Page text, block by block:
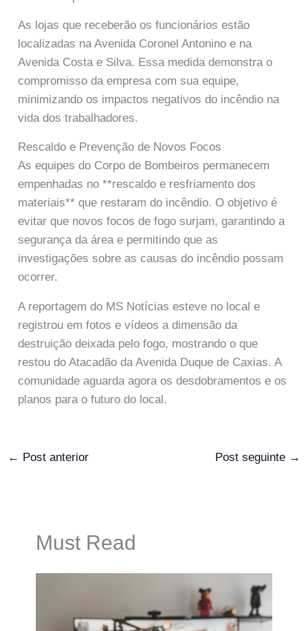
As lojas que receberão os funcionários estão
localizadas na Avenida Coronel Antonino e na
Avenida Costa e Silva. Essa medida demonstra o
compromisso da empresa com sua equipe,
minimizando os impactos negativos do incêndio na
vida dos trabalhadores.
Rescaldo e Prevenção de Novos Focos
As equipes do Corpo de Bombeiros permanecem
empenhadas no **rescaldo e resfriamento dos
materiais** que restaram do incêndio. O objetivo é
evitar que novos focos de fogo surjam, garantindo a
segurança da área e permitindo que as
investigações sobre as causas do incêndio possam
ocorrer.
A reportagem do MS Notícias esteve no local e
registrou em fotos e vídeos a dimensão da
destruição deixada pelo fogo, mostrando o que
restou do Atacadão da Avenida Duque de Caxias. A
comunidade aguarda agora os desdobramentos e os
planos para o futuro do local.
← Post anterior Post seguinte →
Must Read